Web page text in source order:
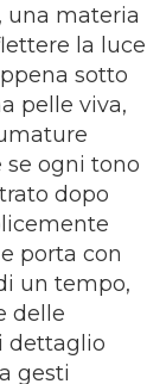
una materia
la luce
sotto
pelle viva,
ogni tono
dopo
porta con
un tempo,
delle
dettaglio
gesti